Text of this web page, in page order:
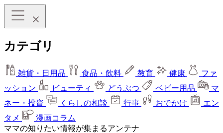
カテゴリ
雑貨・日用品 食品・飲料 教育 健康
ファ
ッション
ビューティ どうぶつ ベビー用品
マ
ネー・投資
くらしの相談 行事 おでかけ
エン
タメ
漫画コラム
ママの知りたい情報が集まるアンテナ